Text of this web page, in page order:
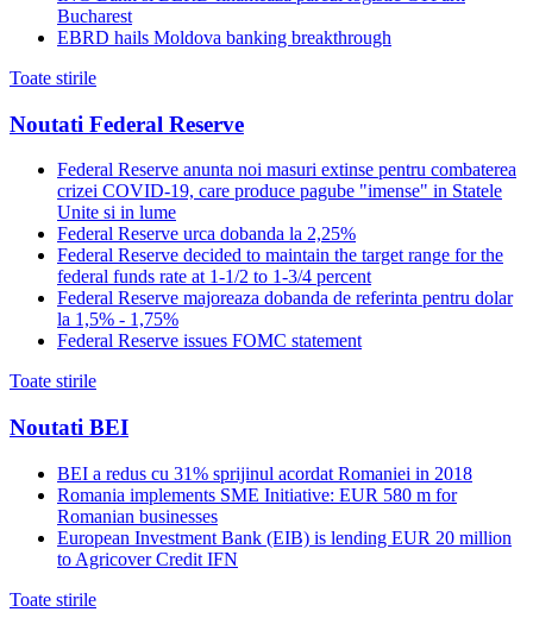
Bucharest
EBRD hails Moldova banking breakthrough
Toate stirile
Noutati Federal Reserve
Federal Reserve anunta noi masuri extinse pentru combaterea
crizei COVID-19, care produce pagube "imense" in Statele
Unite si in lume
Federal Reserve urca dobanda la 2,25%
Federal Reserve decided to maintain the target range for the
federal funds rate at 1-1/2 to 1-3/4 percent
Federal Reserve majoreaza dobanda de referinta pentru dolar
la 1,5% - 1,75%
Federal Reserve issues FOMC statement
Toate stirile
Noutati BEI
BEI a redus cu 31% sprijinul acordat Romaniei in 2018
Romania implements SME Initiative: EUR 580 m for
Romanian businesses
European Investment Bank (EIB) is lending EUR 20 million
to Agricover Credit IFN
Toate stirile